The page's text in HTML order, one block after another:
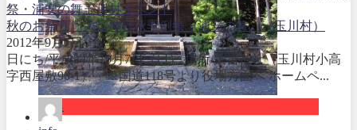
特集
祭・浦安の舞玉川村イベント
秋のお祭り『大雷神社秋季例祭・浦安の舞』（玉川村）
2012年9月7日
日にち/平成24年10月7日（日） 場所/大雷神社（玉川村小高
字西屋敷90-1） ※国道118号より役場方面へ ホームペ...